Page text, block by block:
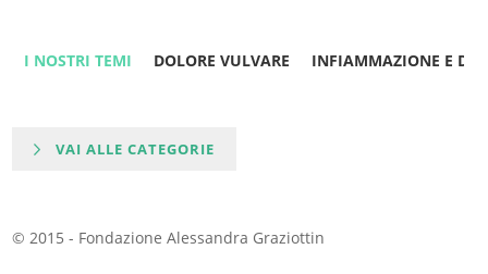
I NOSTRI TEMI DOLORE VULVARE INFIAMMAZIONE E
VAI ALLE CATEGORIE
© 2015 - Fondazione Alessandra Graziottin